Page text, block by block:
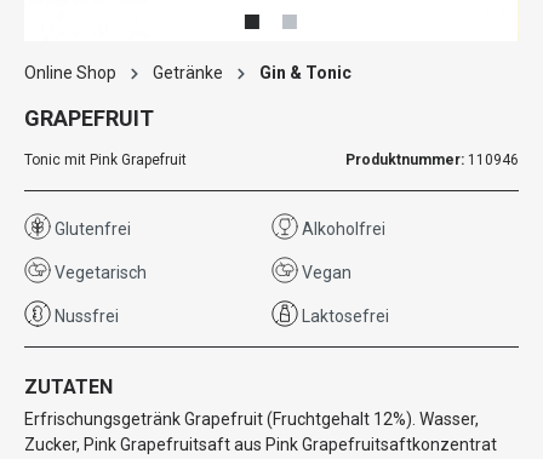
Online Shop Getränke Gin & Tonic
GRAPEFRUIT
Tonic mit Pink Grapefruit Produktnummer: 110946
Glutenfrei Alkoholfrei
Vegetarisch Vegan
Nussfrei Laktosefrei
ZUTATEN
Erfrischungsgetränk Grapefruit (Fruchtgehalt 12%). Wasser,
Zucker, Pink Grapefruitsaft aus Pink Grapefruitsaftkonzentrat